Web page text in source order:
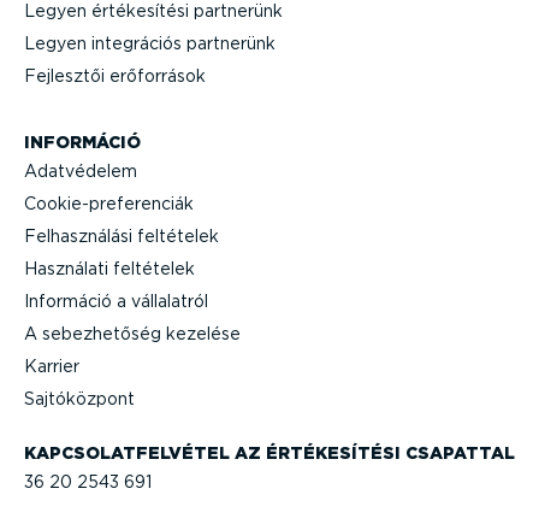
Legyen értéke­sítési partnerünk
Legyen integrációs partnerünk
Fejlesztői erőforrások
INFORMÁCIÓ
Adatvédelem
Cooki­e-p­re­fe­renciák
Felhasz­nálási feltételek
Használati feltételek
Információ a vállalatról
A sebez­he­tőség kezelése
Karrier
Sajtó­központ
KAPCSO­LAT­FEL­VÉTEL AZ ÉRTÉKE­SÍTÉSI CSAPATTAL
36 20 2543 691